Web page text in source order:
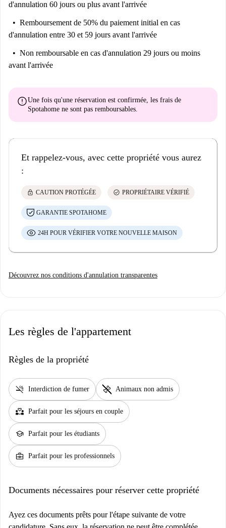
Hausgeldkosten sind in der monatlichen Miete enthalten. Un esprit
directement en ligne pour la réservation.
Stations de travail ergonomiques : - Garantie Financière - Ausweis
gestion organisatrice de la prénotation, l'assistance et le support. Da
paare entro il check-in.
[FR] - 300€ comprenant : rédaction et enregistrement du contrat, gestion
avant le check-in.
N.-B.. Une fois la réservation confirmée, vous serez contacté
directement par le partenaire local de Spotahome gérant la propriété. Ils
premier mois (si elles ne sont pas incluses dans le loyer payé sur
contrat.
d'annulation 60 jours ou plus avant l'arrivée
Remboursement de 50% du paiement initial en cas
d'annulation entre 30 et 59 jours avant l'arrivée
Non remboursable en cas d'annulation 29 jours ou moins
avant l'arrivée
errorUne fois qu'une réservation est confirmée, les frais de
Spotahome ne sont pas remboursables.
Et rappelez-vous, avec cette propriété vous aurez
:
lock CAUTION PROTÉGÉE check_circle PROPRIÉTAIRE VÉRIFIÉ
GARANTIE SPOTAHOME
24H POUR VÉRIFIER VOTRE NOUVELLE MAISON
Découvrez nos conditions d'annulation transparentes
Les règles de l'appartement
Règles de la propriété
smoke_free Interdiction de fumer pet_supplies Animaux non admis
partner_heart Parfait pour les séjours en couple
school Parfait pour les étudiants
business_center Parfait pour les professionnels
Documents nécessaires pour réserver cette propriété
Ayez ces documents prêts pour l'étape suivante de votre